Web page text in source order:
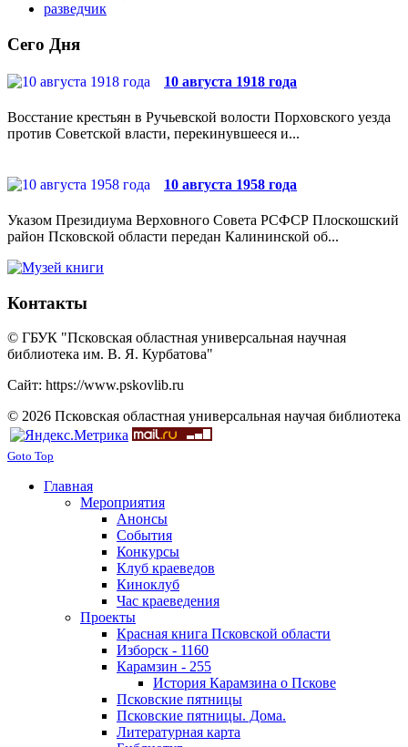
разведчик
Сего Дня
10 августа 1918 года
Восстание крестьян в Ручьевской волости Порховского уезда
против Советской власти, перекинувшееся и...
10 августа 1958 года
Указом Президиума Верховного Совета РСФСР Плоскошский
район Псковской области передан Калининской об...
Контакты
© ГБУК "Псковская областная универсальная научная
библиотека им. В. Я. Курбатова"
Сайт: https://www.pskovlib.ru
© 2026 Псковская областная универсальная научая библиотека
Goto Top
Главная
Мероприятия
Анонсы
События
Конкурсы
Клуб краеведов
Киноклуб
Час краеведения
Проекты
Красная книга Псковской области
Изборск - 1160
Карамзин - 255
История Карамзина о Пскове
Псковские пятницы
Псковские пятницы. Дома.
Литературная карта